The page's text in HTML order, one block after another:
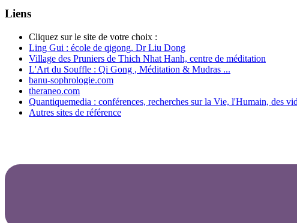
Liens
Cliquez sur le site de votre choix :
Ling Gui : école de qigong, Dr Liu Dong
Village des Pruniers de Thich Nhat Hanh, centre de méditation
L'Art du Souffle : Qi Gong , Méditation & Mudras ...
banu-sophrologie.com
theraneo.com
Quantiquemedia : conférences, recherches sur la Vie, l'Humain, des
Autres sites de référence